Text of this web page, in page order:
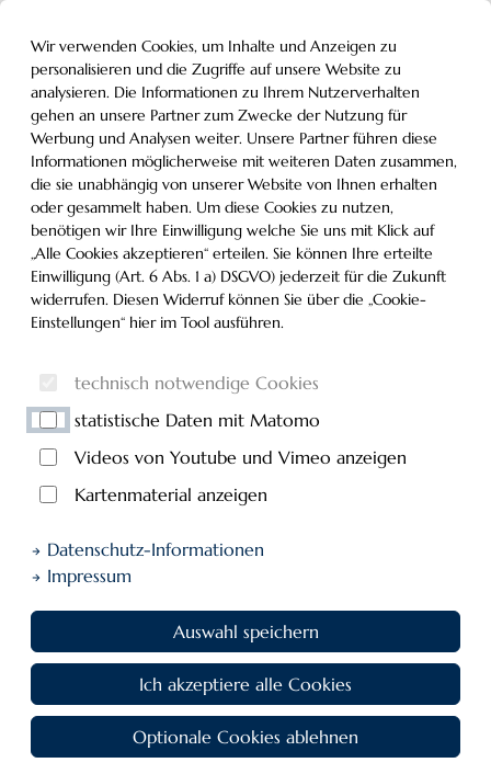
Informationen und Einstellungen zur Barrierefreiheit
MENÜ
Zimmerübersicht
Unsere Zimmer, Suiten und Ferienwohnungen auf einem Blick
Wir verwenden Cookies, um Inhalte und Anzeigen zu
personalisieren und die Zugriffe auf unsere Website zu
analysieren. Die Informationen zu Ihrem Nutzerverhalten
gehen an unsere Partner zum Zwecke der Nutzung für
Werbung und Analysen weiter. Unsere Partner führen diese
Informationen möglicherweise mit weiteren Daten zusammen,
die sie unabhängig von unserer Website von Ihnen erhalten
oder gesammelt haben. Um diese Cookies zu nutzen,
benötigen wir Ihre Einwilligung welche Sie uns mit Klick auf
„Alle Cookies akzeptieren“ erteilen. Sie können Ihre erteilte
Einwilligung (Art. 6 Abs. 1 a) DSGVO) jederzeit für die Zukunft
widerrufen. Diesen Widerruf können Sie über die „Cookie-
Einstellungen“ hier im Tool ausführen.
technisch notwendige Cookies
statistische Daten mit Matomo
Videos von Youtube und Vimeo anzeigen
Kartenmaterial anzeigen
Datenschutz-Informationen
Impressum
Auswahl speichern
Ich akzeptiere alle Cookies
Optionale Cookies ablehnen